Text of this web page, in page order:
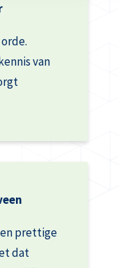
van
prettige
dat